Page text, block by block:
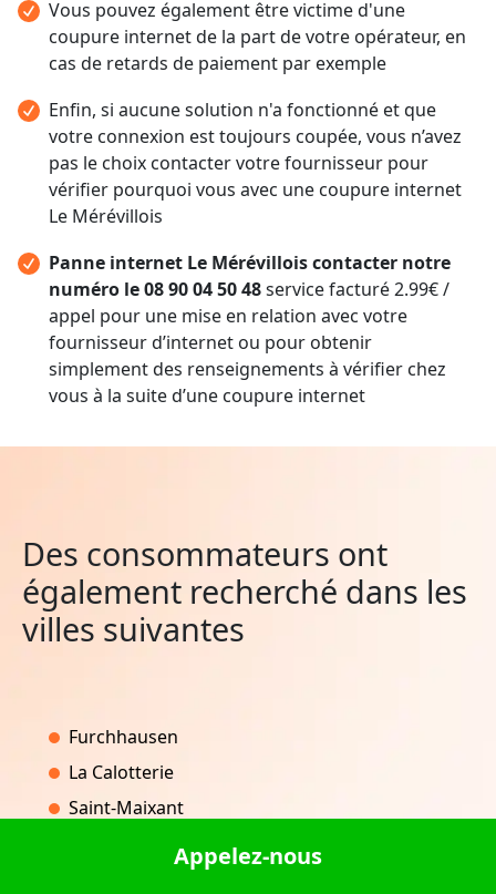
Vous pouvez également être victime d'une
coupure internet de la part de votre opérateur, en
cas de retards de paiement par exemple
Enfin, si aucune solution n'a fonctionné et que
votre connexion est toujours coupée, vous n’avez
pas le choix contacter votre fournisseur pour
vérifier pourquoi vous avec une coupure internet
Le Mérévillois
Panne internet Le Mérévillois contacter notre
numéro le 08 90 04 50 48service facturé 2.99€ /
appel pour une mise en relation avec votre
fournisseur d’internet ou pour obtenir
simplement des renseignements à vérifier chez
vous à la suite d’une coupure internet
Des consommateurs ont
également recherché dans les
villes suivantes
Furchhausen
La Calotterie
Saint-Maixant
Appelez-nous